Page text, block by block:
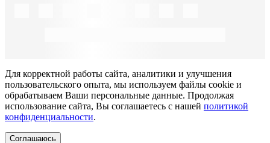
Для корректной работы сайта, аналитики и улучшения
пользовательского опыта, мы используем файлы cookie и
обрабатываем Ваши персональные данные. Продолжая
использование сайта, Вы соглашаетесь с нашей политикой
конфиденциальности.
Соглашаюсь